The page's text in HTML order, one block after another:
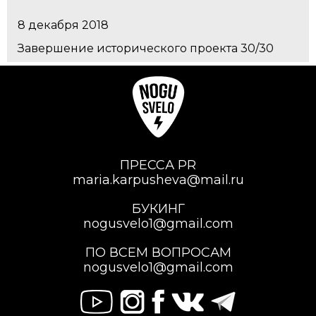
8 декабря 2018
Завершение исторического проекта 30/30
ПРЕССА PR
maria.karpusheva@mail.ru
БУКИНГ
nogusvelo1@gmail.com
ПО ВСЕМ ВОПРОСАМ
nogusvelo1@gmail.com